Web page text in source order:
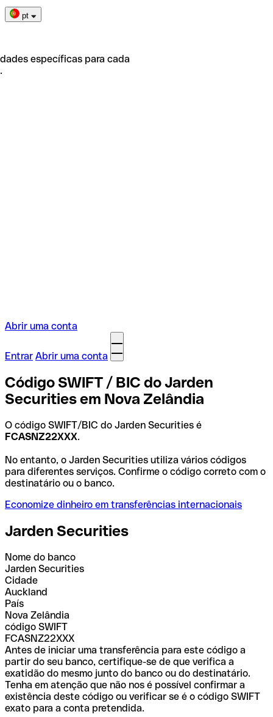
pt
específicas para cada
Abrir uma conta
Entrar Abrir uma conta
Código SWIFT / BIC do Jarden
Securities em Nova Zelândia
O código SWIFT/BIC do Jarden Securities é
FCASNZ22XXX.
No entanto, o Jarden Securities utiliza vários códigos
para diferentes serviços. Confirme o código correto com o
destinatário ou o banco.
Economize dinheiro em transferências internacionais
Jarden Securities
Nome do banco
Jarden Securities
Cidade
Auckland
País
Nova Zelândia
código SWIFT
FCASNZ22XXX
Antes de iniciar uma transferência para este código a
partir do seu banco, certifique-se de que verifica a
exatidão do mesmo junto do banco ou do destinatário.
Tenha em atenção que não nos é possível confirmar a
existência deste código ou verificar se é o código SWIFT
exato para a conta pretendida.